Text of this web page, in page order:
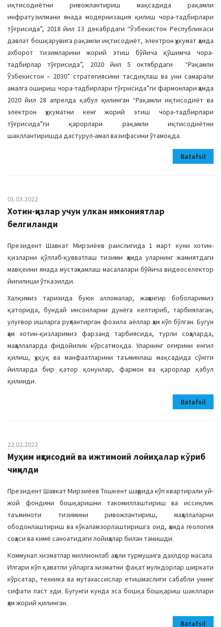
иқтисодиётни ривожлантириш мақсадида рақамли
инфратузилмани янада модернизация қилиш чора-тадбирлари
тўғрисида”, 2018 йил 13 декабрдаги “Ўзбекистон Республикаси
давлат бошқарувига рақамли иқтисодиёт, электрон ҳукумат ҳамда
ахборот тизимларини жорий этиш бўйича қўшимча чора-
тадбирлар тўғрисида”, 2020 йил 5 октябрдаги “Рақамли
Ўзбекистон – 2030” стратегиясини тасдиқлаш ва уни самарали
амалга ошириш чора-тадбирлари тўғрисида”ги фармонлари ҳамда
2020 йил 28 апрелда қабул қилинган “Рақамли иқтисодиёт ва
электрон ҳукуматни кенг жорий этиш чора-тадбирлари
тўғрисида”ги қарорлари рақамли иқтисодиётни
шакллантиришда дастурул-амал вазифасини ўтамоқда.
Batafsil
01.03.2022
Хотин-қизлар учун улкан имкониятлар
белгиланди
Президент Шавкат Мирзиёев раислигида 1 март куни хотин-
қизларни қўллаб-қувватлаш тизими ҳамда уларнинг жамиятдаги
мавқеини янада мустаҳкамлаш масалалари бўйича видеоселектор
йиғилиши ўтказилди.
Халқимиз тарихида буюк алломалар, жаҳонгир боболаримиз
қаторида, бундай инсонларни дунёга келтириб, тарбиялаган,
улуғвор ишларга руҳлантирган фозила аёллар ҳам кўп бўлган. Бугун
ҳам хотин-қизларимиз фарзанд тарбиясида, турли соҳаларда,
маҳаллаларда фидойилик кўрсатмоқда. Уларнинг оғирини енгил
қилиш, ҳуқуқ ва манфаатларини таъминлаш мақсадида сўнгги
йилларда бир қатор қонунлар, фармон ва қарорлар қабул
қилинди.
Batafsil
22.02.2022
Муҳим иқтисодий ва ижтимоий лойиҳалар кўриб
чиқилди
Президент Шавкат Мирзиёев Тошкент шаҳрида кўп квартирали уй-
жой фондини бошқаришни такомиллаштириш ва иссиқлик
таъминоти тизимини ривожлантириш, маҳаллаларни
ободонлаштириш ва кўкаламзорлаштиришга оид, ҳамда геология
соҳаси ва кимё саноатидаги лойиҳалар билан танишди.
Коммунал хизматлар миллионлаб аҳоли турмушига дахлдор масала.
Илгари кўп қаватли уйларга хизматни фақат мулкдорлар ширкати
кўрсатар, техника ва мутахассислар етишмаслиги сабабли унинг
сифати паст эди. Бугунги кунда эса бошқа бошқариш шакллари
ҳам жорий қилинган.
Batafsil